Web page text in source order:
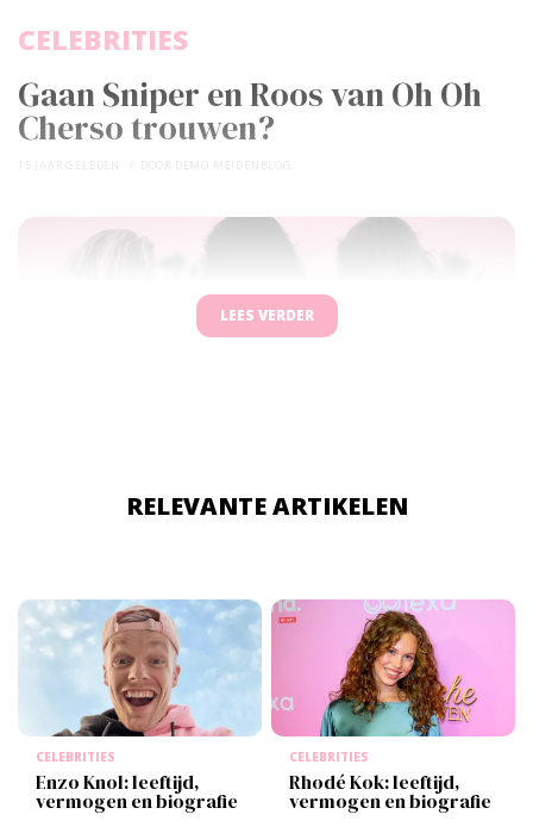
Gaan Sniper en Roos van Oh Oh
Cherso trouwen?
CELEBRITIES
LEES VERDER
RELEVANTE ARTIKELEN
CELEBRITIES
Enzo Knol: leeftijd,
vermogen en biografie
CELEBRITIES
Rhodé Kok: leeftijd,
vermogen en biografie